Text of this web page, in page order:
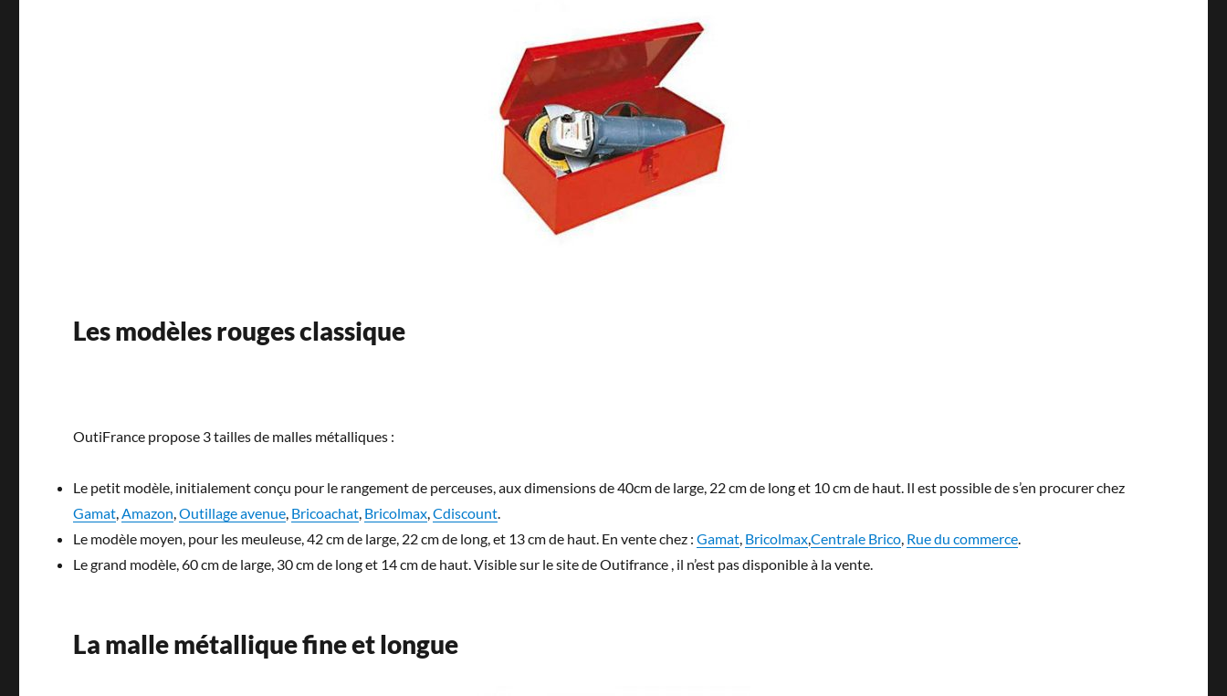
Les modèles rouges classique
OutiFrance propose 3 tailles de malles métalliques :
Le petit modèle, initialement conçu pour le rangement de perceuses, aux dimensions de 40cm de large, 22 cm de long et 10 cm de haut. Il est possible de s’en procurer chez
Gamat,Amazon,Outillage avenue, Bricoachat, Bricolmax,Cdiscount.
Le modèle moyen, pour les meuleuse, 42 cm de large, 22 cm de long, et 13 cm de haut. En vente chez :Gamat, Bricolmax,Centrale Brico, Rue du commerce.
Le grand modèle, 60 cm de large, 30 cm de long et 14 cm de haut. Visible sur le site de Outifrance , il n’est pas disponible à la vente.
La malle métallique fine et longue